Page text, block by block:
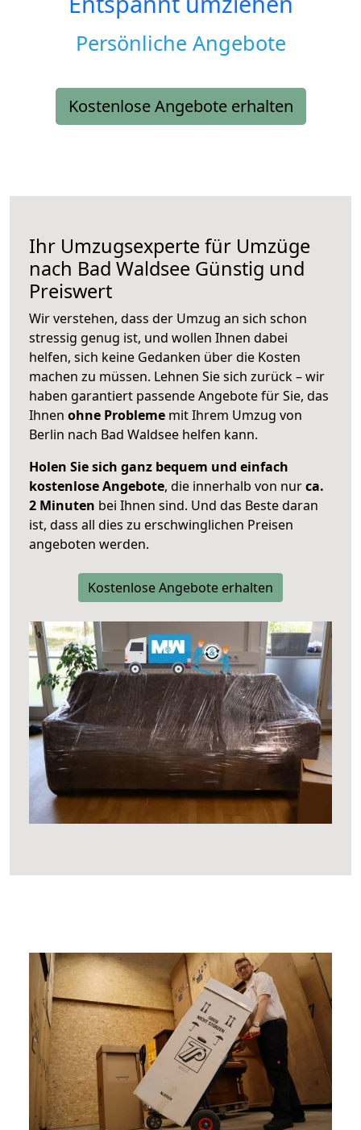
Persönliche Angebote
Kostenlose Angebote erhalten
Ihr Umzugsexperte für Umzüge
nach Bad Waldsee Günstig und
Preiswert
Wir verstehen, dass der Umzug an sich schon
stressig genug ist, und wollen Ihnen dabei
helfen, sich keine Gedanken über die Kosten
machen zu müssen. Lehnen Sie sich zurück – wir
haben garantiert passende Angebote für Sie, das
Ihnen ohne Probleme mit Ihrem Umzug von
Berlin nach Bad Waldsee helfen kann.
Holen Sie sich ganz bequem und einfach
kostenlose Angebote, die innerhalb von nurca.
2 Minuten bei Ihnen sind. Und das Beste daran
ist, dass all dies zu erschwinglichen Preisen
angeboten werden.
Kostenlose Angebote erhalten